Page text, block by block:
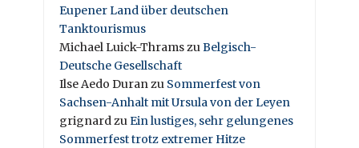
Eupener Land über deutschen
Tanktourismus
Michael Luick-ThramszuBelgisch-
Deutsche Gesellschaft
Ilse Aedo Duranzu Sommerfest von
Sachsen-Anhalt mit Ursula von der Leyen
grignardzuEin lustiges, sehr gelungenes
Sommerfest trotz extremer Hitze